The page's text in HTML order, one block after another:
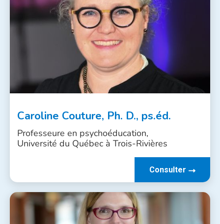
Caroline Couture, Ph. D., ps.éd.
Professeure en psychoéducation,
Université du Québec à Trois-Rivières
Consulter